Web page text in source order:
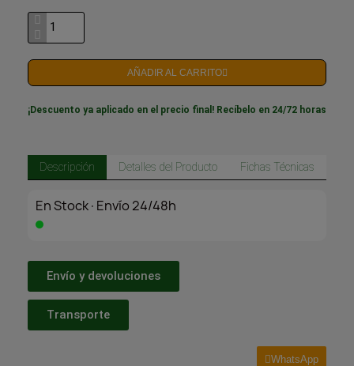
AÑADIR AL CARRITO
¡Descuento ya aplicado en el precio final! Recíbelo en 24/72 horas
Descripción Detalles del Producto Fichas Técnicas
En Stock·Envío 24/48h
Envío y devoluciones
Transporte
WhatsApp